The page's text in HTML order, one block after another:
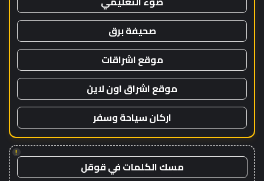
صحيفة برق
موقع اشراقات
موقع اشراق اون لاين
اركان سياحة وسفر
!
مسك الكلمات في قوقل